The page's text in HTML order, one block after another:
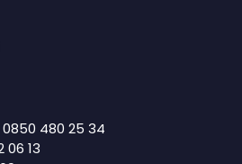
480 25 34
06 13